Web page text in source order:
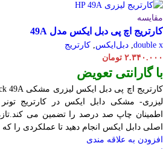
مقایسه
کارتریج اچ پی دبل ایکس مدل 49A
double x
, دبل‌ایکس, کارتریج
۲.۳۴۰.۰۰۰ تومان
با گارانتی تعویض
کارتریج اچ پی دبل ایکس لیزری مشکی HP 49A
لیزری- مشکی دابل ایکس در کارتریج
اطمینان چاپ صد درصد را تضمین می
اصلی دابل ایکس انجام دهید تا عملکردی را که
افزودن به علاقه مندی